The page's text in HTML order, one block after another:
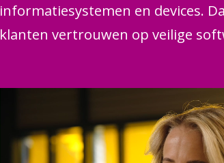
informatiesystemen en devices.
klanten vertrouwen op veilige
Lijkt het je wat om jouw eigen
toe te passen? Dan past deze
deze opleiding ga je aan de slag